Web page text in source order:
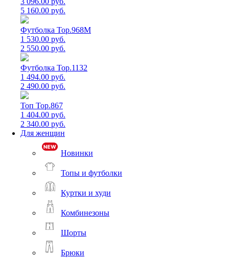
5 160.00 руб.
Футболка Top.968M
1 530.00 руб.
2 550.00 руб.
Футболка Top.1132
1 494.00 руб.
2 490.00 руб.
Топ Top.867
1 404.00 руб.
2 340.00 руб.
Для женщин
Новинки
Топы и футболки
Куртки и худи
Комбинезоны
Шорты
Брюки